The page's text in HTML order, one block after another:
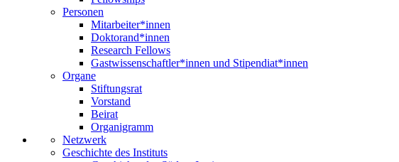
Personen
Mitarbeiter*innen
Doktorand*innen
Research Fellows
Gastwissenschaftler*innen und Stipendiat*innen
Organe
Stiftungsrat
Vorstand
Beirat
Organigramm
Netzwerk
Geschichte des Instituts